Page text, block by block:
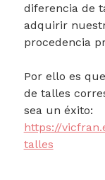
diferencia de
adquirir
procedencia
Por ello es
de talles
sea un éxito:
https://
talles